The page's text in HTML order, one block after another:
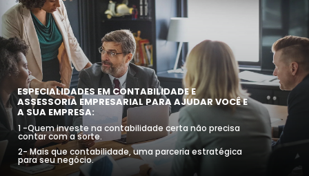
ESPECIALIDADES EM CONTABILIDADE E
ASSESSORIA EMPRESARIAL PARA AJUDAR VOCÊ E
A SUA EMPRESA:
1 -Quem investe na contabilidade certa não precisa
contar com a sorte.
2- Mais que contabilidade, uma parceria estratégica
para seu negócio.